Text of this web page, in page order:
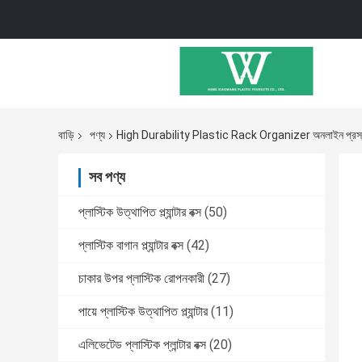
বাড়ি পণ্য High Durability Plastic Rack Organizer অনলাইন
সব পণ্য
প্লাস্টিক উত্থাপিত প্ল্যান্টার বক্স (50)
প্লাস্টিক বাগান প্ল্যান্টার বক্স (42)
চাকার উপর প্লাস্টিক রোপনকারী (27)
পায়ে প্লাস্টিক উত্থাপিত প্ল্যান্টার (11)
এলিভেটেড প্লাস্টিক প্লান্টার বক্স (20)